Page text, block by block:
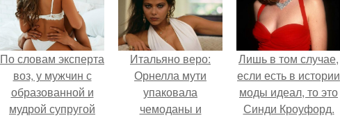
По словам эксперта
воз, у мужчин с
образованной и
мудрой супругой
Итальяно веро:
Орнелла мути
упаковала
чемоданы и
Лишь в том случае,
если есть в истории
моды идеал, то это
Синди Кроуфорд.